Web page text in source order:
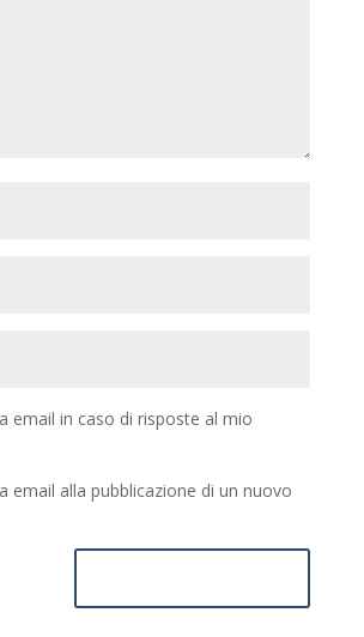
email in caso di risposte al mio
email alla pubblicazione di un nuovo